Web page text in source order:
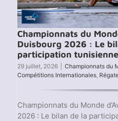
Championnats du
Duisbourg 2026 : Le
participation tunisienne
29 juillet, 2026 Championnats du
Compétitions Internationales,
Championnats du Monde
2026 : Le bilan de la